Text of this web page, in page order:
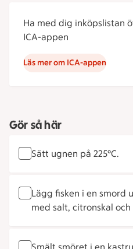
Ha med dig inköpslistan
ICA-appen
Läs mer om ICA-appen
Gör så här
Sätt ugnen på 225°C.
Lägg fisken i en smord
med salt, citronskal